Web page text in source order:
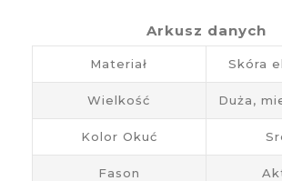
Arkusz danych
Materiał Skóra
Wielkość Duża,
Kolor Okuć
Fason